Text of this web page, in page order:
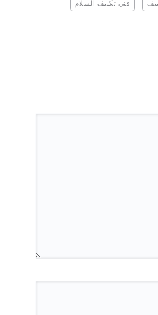
فني تكييف السلام